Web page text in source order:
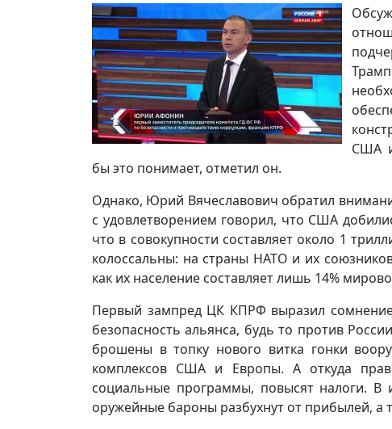
США
бы это понимает, отметил он.
Однако, Юрий Вячеславович обратил
с удовлетворением говорил, что США
что в совокупности составляет около 1
колоссальны: на страны НАТО и их
как их население составляет лишь 14%
Первый зампред ЦК КПРФ выразил сомнение
безопасность альянса, будь то против
брошены в топку нового витка гонки
комплексов США и Европы. А откуда
социальные программы, повысят налоги. В
оружейные бароны разбухнут от прибылей, а